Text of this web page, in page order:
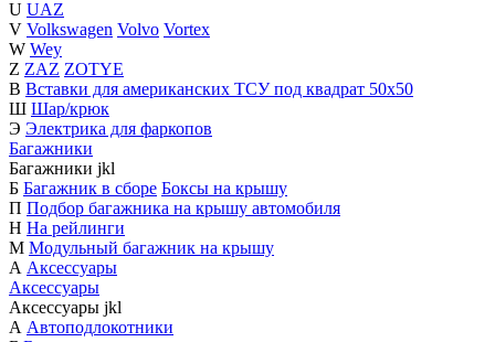
U UAZ
V Volkswagen Volvo Vortex
W Wey
Z ZAZ ZOTYE
В Вставки для американских ТСУ под квадрат 50х50
Ш Шар/крюк
Э Электрика для фаркопов
Багажники
Багажники jkl
Б Багажник в сборе Боксы на крышу
П Подбор багажника на крышу автомобиля
Н На рейлинги
М Модульный багажник на крышу
А Аксессуары
Аксессуары
Аксессуары jkl
А Автоподлокотники